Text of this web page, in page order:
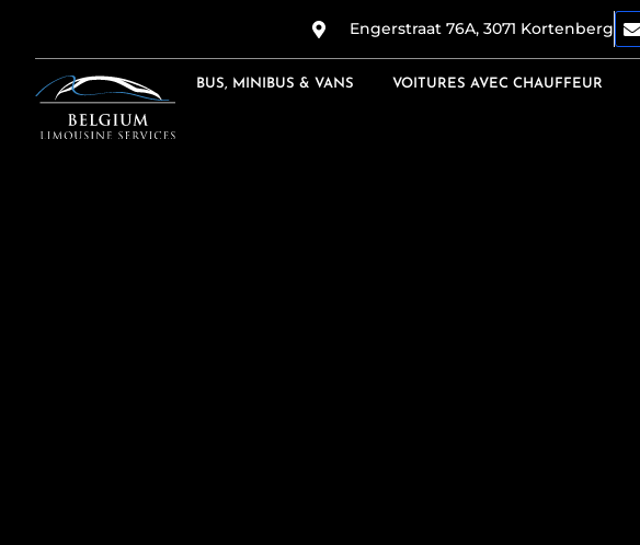
Engerstraat 76A, 3071 Kortenberg
BUS, MINIBUS & VANS VOITURES AVEC CHAUFFEUR